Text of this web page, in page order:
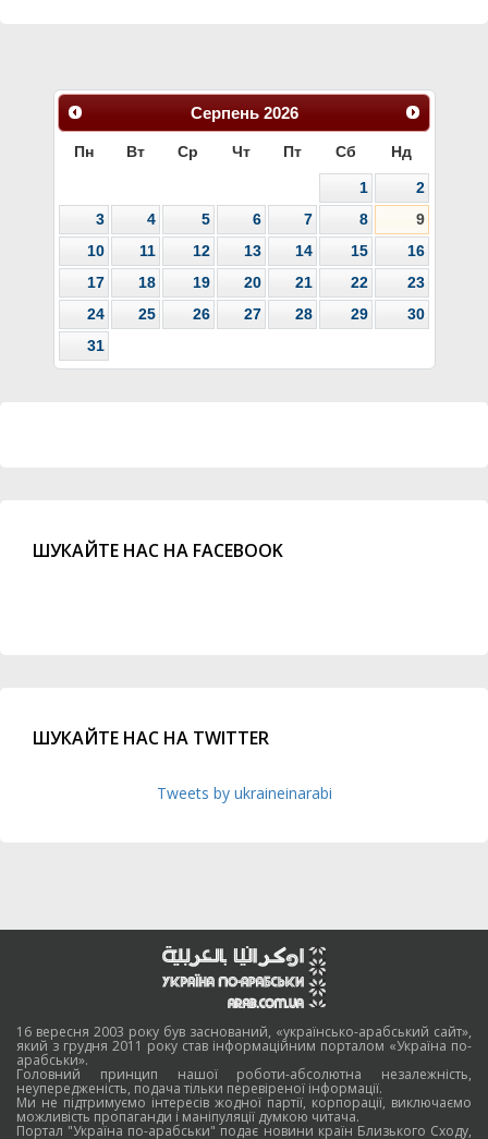
Серпень 2026
Пн Вт Ср Чт Пт Сб Нд
1
2
3
4 5 6 7 8
9
10
11 12 13 14 15
16
17
18 19 20 21 22
23
24
25 26 27 28 29
30
31
ШУКАЙТЕ НАС НА FACEBOOK
ШУКАЙТЕ НАС НА TWITTER
Tweets by ukraineinarabi
16 вересня 2003 року був заснований, «українсько-арабський сайт»,
який з грудня 2011 року став інформаційним порталом «Україна по-
арабськи».
Головний принцип нашої роботи-абсолютна незалежність,
неупередженість, подача тільки перевіреної інформації.
Ми не підтримуємо інтересів жодної партії, корпорації, виключаємо
можливість пропаганди і маніпуляції думкою читача.
Портал "Україна по-арабськи" подає новини країн Близького Сходу,